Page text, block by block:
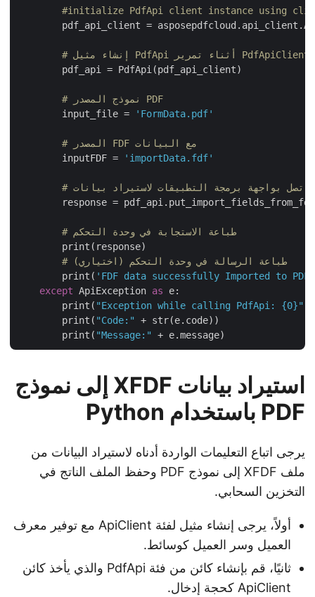
#initialize PdfApi client instance using
pdf_api_client =
        pdf_api = PdfApi(pdf_api_client)
# نموذج المصدر PDF
        input_file =
'FormData.pdf'
# المصدر FDF مع البيانات
        inputFDF =
'importData.fdf'
response =
# طباعة الاستجابة في وحدة التحكم
        print(response)
# طباعة الرسالة في وحدة التحكم (اختياري)
        print(
'FDF data successfully Imported to
except ApiException as e:
        print(
"Exception while calling PdfApi: {0}"
        print(
"Code:" + str(e.code))
        print(
"Message:"
استيراد بيانات XFDF إلى نموذج
PDF باستخدام Python
يرجى اتباع التعليمات الواردة أدناه لاستيراد البيانات من
ملف XFDF إلى نموذج PDF وحفظ الملف الناتج في
التخزين السحابي.
أولاً، يرجى إنشاء مثيل لفئة ApiClient مع توفير معرف
العميل وسر العميل كوسائط.
ثانيًا، قم بإنشاء كائن من فئة PdfApi والذي يأخذ كائن
ApiClient كحجة إدخال.